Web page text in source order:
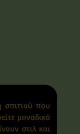
σπιτιού που
μοναδικά
στιλ και